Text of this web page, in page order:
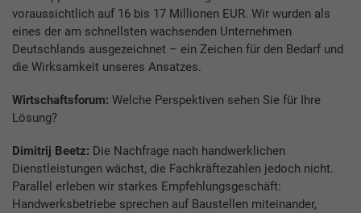
voraussichtlich auf 16 bis 17 Millionen EUR. Wir wurden als
eines der am schnellsten wachsenden Unternehmen
Deutschlands ausgezeichnet – ein Zeichen für den Bedarf und
die Wirksamkeit unseres Ansatzes.
Wirtschaftsforum: Welche Perspektiven sehen Sie für Ihre
Lösung?
Dimitrij Beetz: Die Nachfrage nach handwerklichen
Dienstleistungen wächst, die Fachkräftezahlen jedoch nicht.
Parallel erleben wir starkes Empfehlungsgeschäft:
Handwerksbetriebe sprechen auf Baustellen miteinander,